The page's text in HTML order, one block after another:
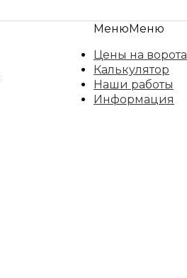
МенюМеню
Цены на ворота
Калькулятор
Наши работы
Информация